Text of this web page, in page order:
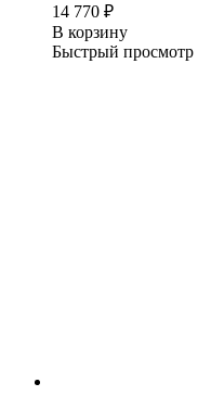
14 770 ₽
В корзину
Быстрый просмотр